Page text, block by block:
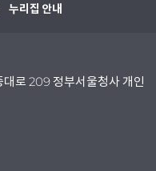
누리집 안내
로 209 정부서울청사 개인